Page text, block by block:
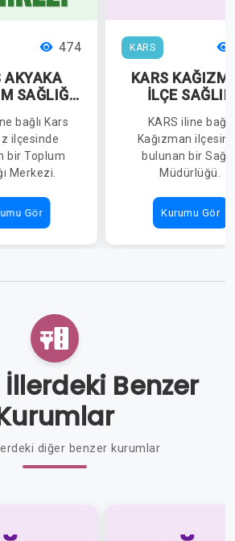
474
AKYAKA
SAĞLIĞI
bağlı Kars
ilçesinde
bir Toplum
Merkezi.
Gör
KARS
KARS
İLÇE SAĞLIK
KARS iline bağlı
Kağızman
bulunan bir
Müdürlüğü.
Kurumu Gör
Benzer
diğer benzer kurumlar